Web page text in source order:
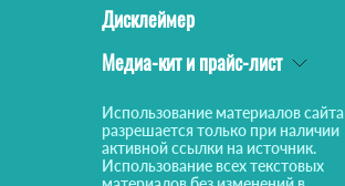
Дисклеймер
Медиа-кит и прайс-лист
Использование материалов сайта
разрешается только при наличии
активной ссылки на источник.
Использование всех текстовых